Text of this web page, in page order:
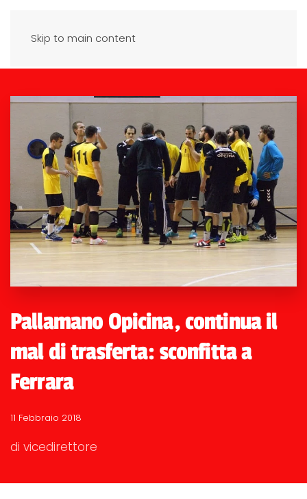
Skip to main content
Pallamano Opicina, continua il
mal di trasferta: sconfitta a
Ferrara
11 Febbraio 2018
di vicedirettore